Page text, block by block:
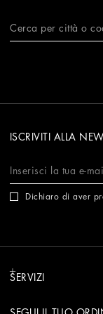
ISCRIVITI ALLA
Dichiaro di aver
SERVIZI